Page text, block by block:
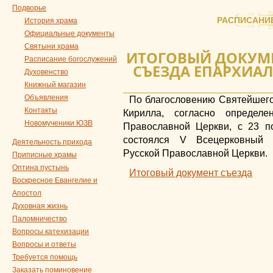
Подворье
История храма
Официальные документы
Святыни храма
Расписание богослужений
Духовенство
Книжный магазин
Объявления
Контакты
Новомученики ЮЗВ
Деятельность прихода
Приписные храмы
Оптина пустынь
Воскресное Евангелие и
Апостол
Духовная жизнь
Паломничество
Вопросы катехизации
Вопросы и ответы
Требуется помощь
Заказать поминовение
ИТОГОВЫЙ
СЪЕЗДА
По благословению
Кирилла, согласно
Православной Церкви, с 23
состоялся V Всецерковный
Русской Православной Церкви.
Итоговый документ съезда